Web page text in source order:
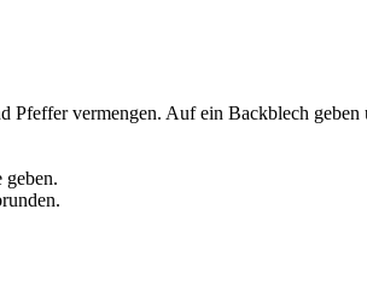
vermengen. Auf ein Backblech